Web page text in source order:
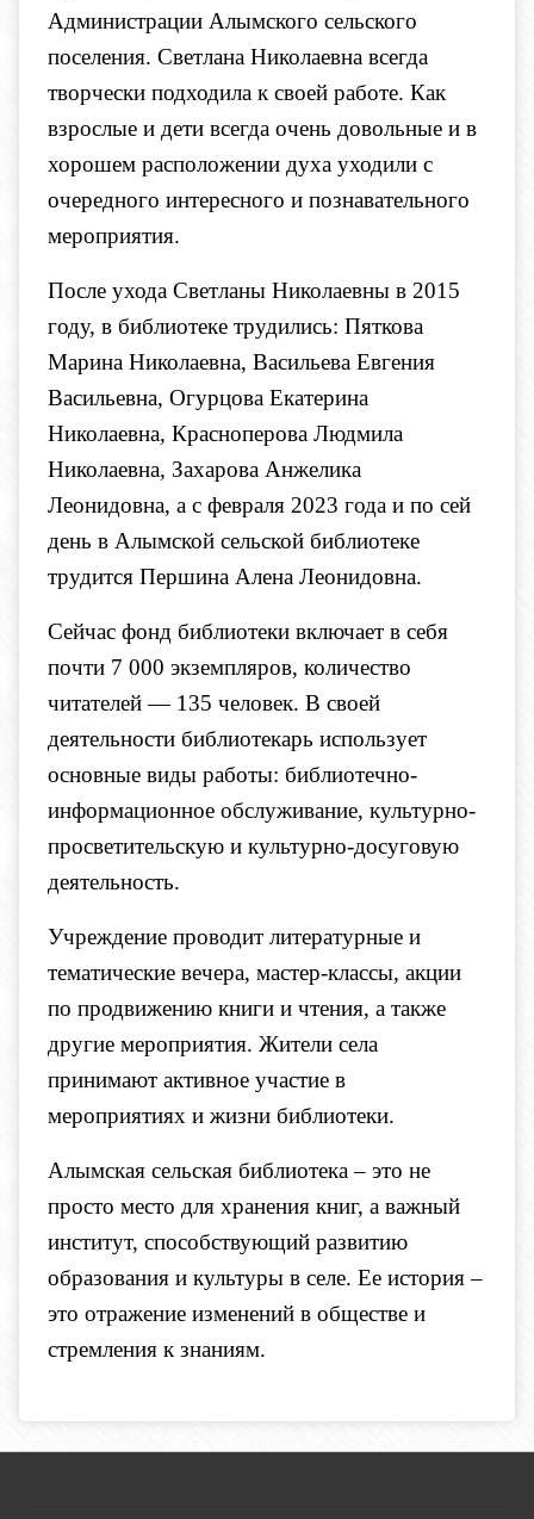
Администрации Алымского сельского
поселения. Светлана Николаевна всегда
творчески подходила к своей работе. Как
взрослые и дети всегда очень довольные и в
хорошем расположении духа уходили с
очередного интересного и познавательного
мероприятия.
После ухода Светланы Николаевны в 2015
году, в библиотеке трудились: Пяткова
Марина Николаевна, Васильева Евгения
Васильевна, Огурцова Екатерина
Николаевна, Красноперова Людмила
Николаевна, Захарова Анжелика
Леонидовна, а с февраля 2023 года и по сей
день в Алымской сельской библиотеке
трудится Першина Алена Леонидовна.
Сейчас фонд библиотеки включает в себя
почти 7 000 экземпляров, количество
читателей — 135 человек. В своей
деятельности библиотекарь использует
основные виды работы: библиотечно-
информационное обслуживание, культурно-
просветительскую и культурно-досуговую
деятельность.
Учреждение проводит литературные и
тематические вечера, мастер-классы, акции
по продвижению книги и чтения, а также
другие мероприятия. Жители села
принимают активное участие в
мероприятиях и жизни библиотеки.
Алымская сельская библиотека – это не
просто место для хранения книг, а важный
институт, способствующий развитию
образования и культуры в селе. Ее история –
это отражение изменений в обществе и
стремления к знаниям.